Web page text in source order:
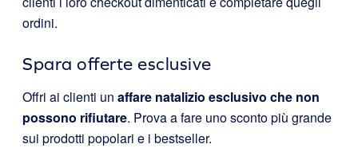
ordini.
Spara offerte esclusive
Offri ai clienti un affare natalizio esclusivo che non
possono rifiutare. Prova a fare uno sconto più grande
sui prodotti popolari e i bestseller.